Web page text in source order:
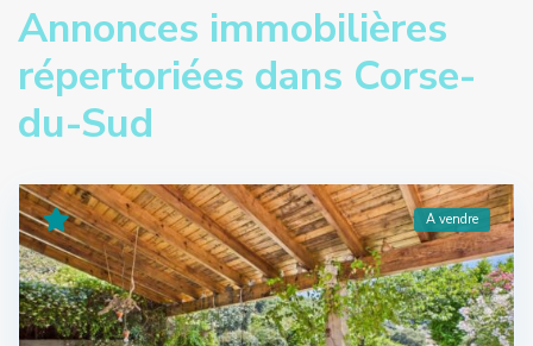
Annonces immobilières
répertoriées dans Corse-
du-Sud
A vendre